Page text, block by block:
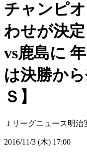
チャンピ
わせが決
vs鹿島に
は決勝か
Ｓ】
Ｊリーグニュース明治
2016/11/3 (木) 17:00